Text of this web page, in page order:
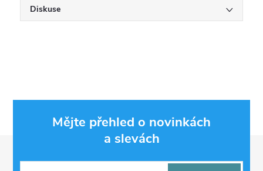
Diskuse
Mějte přehled o novinkách
a slevách